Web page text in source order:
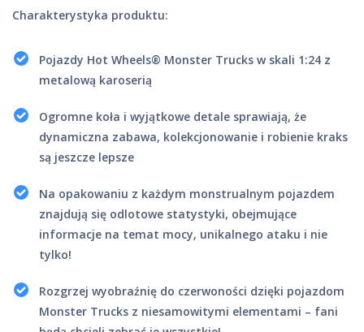
Charakterystyka produktu:
Pojazdy Hot Wheels® Monster Trucks w skali 1:24 z
metalową karoserią
Ogromne koła i wyjątkowe detale sprawiają, że
dynamiczna zabawa, kolekcjonowanie i robienie kraks
są jeszcze lepsze
Na opakowaniu z każdym monstrualnym pojazdem
znajdują się odlotowe statystyki, obejmujące
informacje na temat mocy, unikalnego ataku i nie
tylko!
Rozgrzej wyobraźnię do czerwoności dzięki pojazdom
Monster Trucks z niesamowitymi elementami – fani